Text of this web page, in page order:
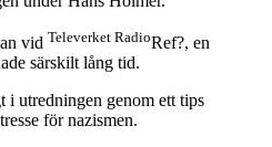
vid Televerket RadioRef?, en
särskilt lång tid.
i utredningen genom ett tips
för nazismen.